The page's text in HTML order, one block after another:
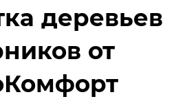
деревьев
от